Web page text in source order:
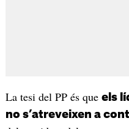
La tesi del PP és que els
no s’atreveixen a